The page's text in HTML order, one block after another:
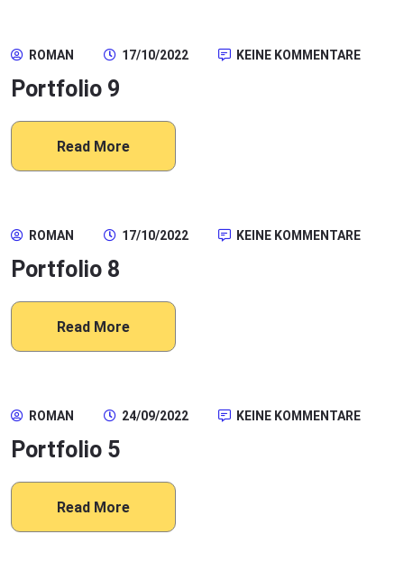
ROMAN 17/10/2022 KEINE KOMMENTARE
Portfolio 9
Read More
ROMAN 17/10/2022 KEINE KOMMENTARE
Portfolio 8
Read More
ROMAN 24/09/2022 KEINE KOMMENTARE
Portfolio 5
Read More